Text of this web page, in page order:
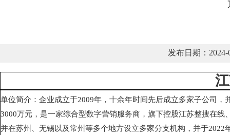
发布日期：
单位简介：企业成立于2009年，十余年时间先后成立多家子公司
3000万元，是一家综合型数字营销服务商，旗下控股江苏整搜在
并在苏州、无锡以及常州等多个地方设立多家分支机构，并于